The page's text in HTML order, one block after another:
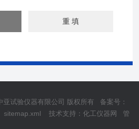
亚试验仪器有限公司 版权所有 备案号：
sitemap.xml 技术支持：化工仪器网
管